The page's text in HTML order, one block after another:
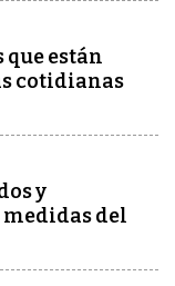
que están
cotidianas
y
del